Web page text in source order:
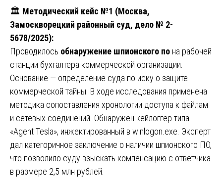
🏛️ Методический кейс №1 (Москва,
Замоскворецкий районный суд, дело № 2-
5678/2025):
Проводилось обнаружение шпионского по на рабочей
станции бухгалтера коммерческой организации.
Основание — определение суда по иску о защите
коммерческой тайны. В ходе исследования применена
методика сопоставления хронологии доступа к файлам
и сетевых соединений. Обнаружен кейлоггер типа
«Agent Tesla», инжектированный в winlogon.exe. Эксперт
дал категоричное заключение о наличии шпионского ПО,
что позволило суду взыскать компенсацию с ответчика
в размере 2,5 млн рублей.